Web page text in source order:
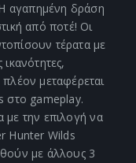
αγαπημένη δράση
από ποτέ! Οι
τέρατα με
μεταφέρεται
στο gameplay.
με την επιλογή να
Hunter Wilds
με άλλους 3